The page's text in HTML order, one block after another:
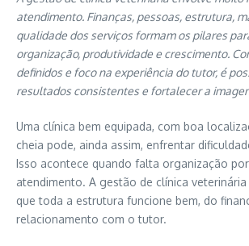
atendimento. Finanças, pessoas, estrutura,
qualidade dos serviços formam os pilares
organização, produtividade e crescimento.
definidos e foco na experiência do tutor, é
resultados consistentes e fortalecer a
Uma clínica bem equipada, com boa
cheia pode, ainda assim, enfrentar
Isso acontece quando falta organização
atendimento. A gestão de clínica
que toda a estrutura funcione bem, do
relacionamento com o tutor.